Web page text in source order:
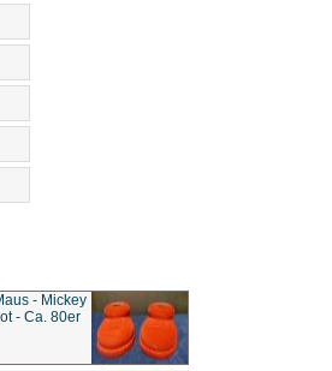
- Mickey
- Ca. 80er